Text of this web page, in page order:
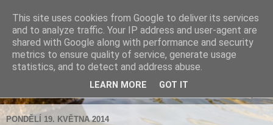
Farnost Brtnice
Aktuální informace pro farnosti Střížov a Brtnice
PONDĚLÍ 19. KVĚTNA 2014
This site uses cookies from Google to deliver its services
and to analyze traffic. Your IP address and user-agent are
shared with Google along with performance and security
metrics to ensure quality of service, generate usage
statistics, and to detect and address abuse.
LEARN MORE GOT IT